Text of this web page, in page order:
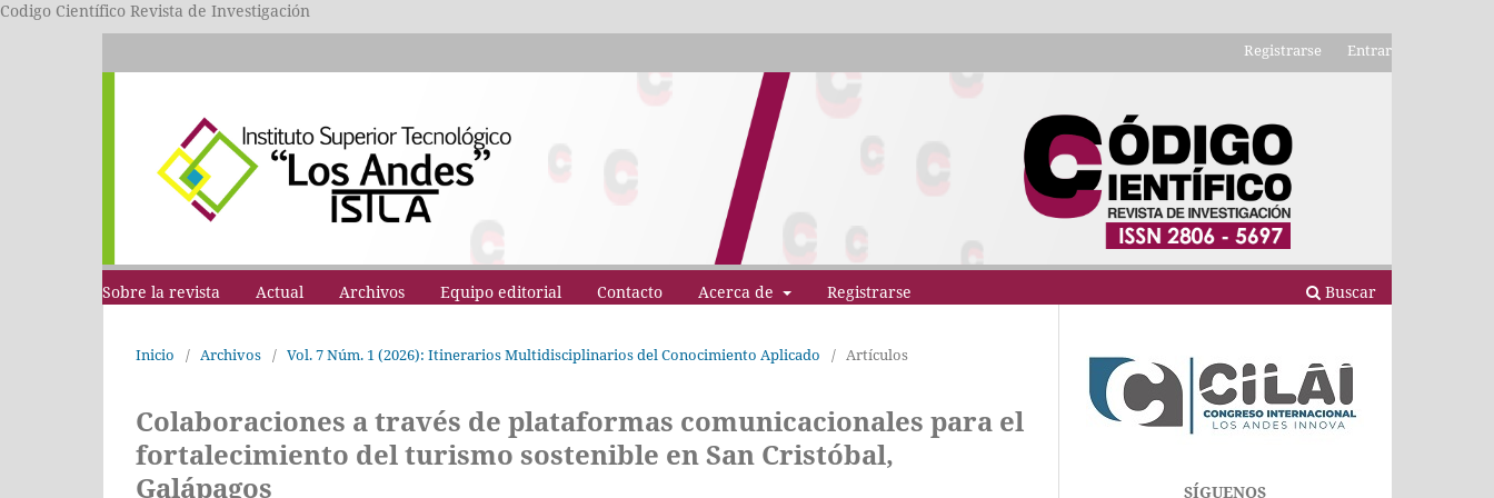
Codigo Científico Revista de Investigación
Sobre la revista Actual Archivos Equipo editorial Contacto Acerca de Registrarse Buscar
Registrarse Entrar
Inicio / Archivos / Vol. 7 Núm. 1 (2026): Itinerarios Multidisciplinarios del Conocimiento Aplicado / Artículos
Colaboraciones a través de plataformas comunicacionales para el
fortalecimiento del turismo sostenible en San Cristóbal,
Galápagos
SÍGUENOS